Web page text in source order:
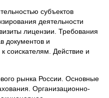
субъектов
деятельности
лицензии. Требования
документов и
соискателям. Действие и
рынка России. Основные
Организационно-